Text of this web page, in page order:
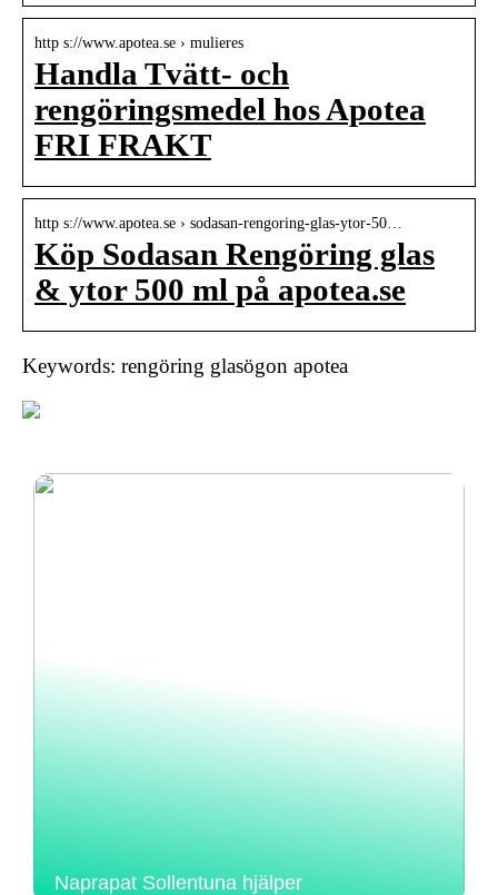
http s://www.apotea.se › mulieres
Handla Tvätt- och
rengöringsmedel hos Apotea
FRI FRAKT
http s://www.apotea.se › sodasan-rengoring-glas-ytor-50…
Köp Sodasan Rengöring glas
& ytor 500 ml på apotea.se
Keywords: rengöring glasögon apotea
Naprapat Sollentuna hjälper